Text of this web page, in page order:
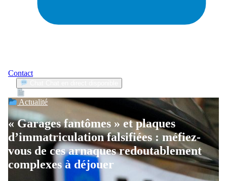
Contact
Actualité
« Garages fantômes » et plaques
d’immatriculation falsifiées : méfiez-
vous de ces arnaques redoutablement
complexes à déjouer